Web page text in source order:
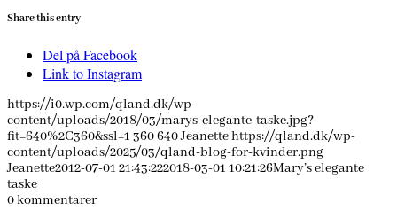
Share this entry
Del på Facebook
Link to Instagram
https://i0.wp.com/qland.dk/wp-
content/uploads/2018/03/marys-elegante-taske.jpg?
fit=640%2C360&ssl=1 360640Jeanettehttps://qland.dk/wp-
content/uploads/2025/03/qland-blog-for-kvinder.png
Jeanette2012-07-01 21:43:222018-03-01 10:21:26Mary’s elegante
taske
0kommentarer